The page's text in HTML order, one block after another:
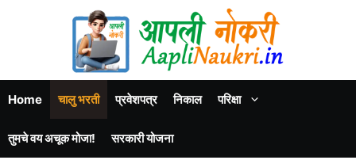
Home चालु भरती प्रवेशपत्र निकाल परिक्षा
तुमचे वय अचूक मोजा! सरकारी योजना